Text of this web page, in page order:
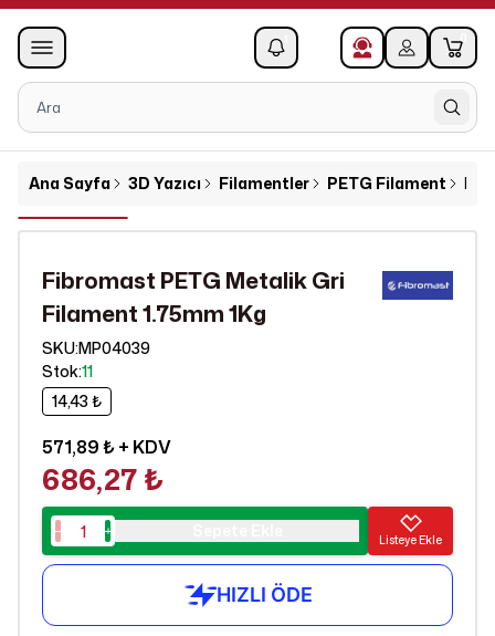
0
Ana Sayfa 3D Yazıcı Filamentler PETG Filament
Fibromast PETG Metalik Gri
Filament 1.75mm 1Kg
SKU:MP04039
Stok:11
14,43 ₺
571,89 ₺+ KDV
686,27 ₺
Listeye Ekle